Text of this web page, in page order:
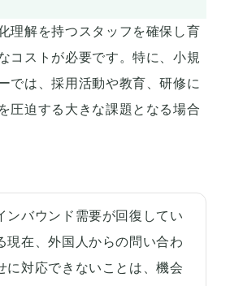
理解を持つスタッフを確保し育
コストが必要です。特に、小規
では、採用活動や教育、研修に
圧迫する大きな課題となる場合
ンバウンド需要が回復してい
現在、外国人からの問い合わ
に対応できないことは、機会